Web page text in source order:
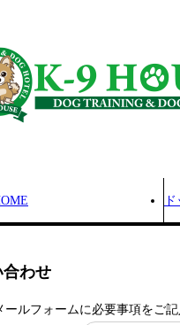
合わせ
ールフォームに必要事項をご